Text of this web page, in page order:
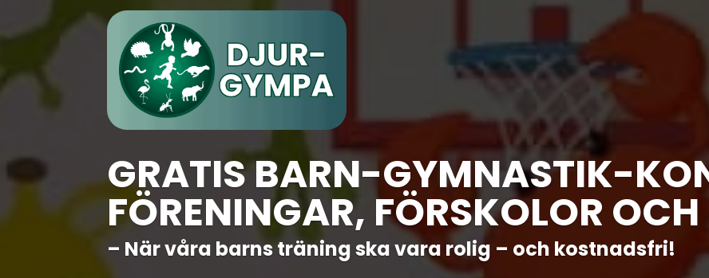
GRATIS BARN-GYMNASTIK-
FÖRENINGAR, FÖRSKOLOR
– När våra barns träning ska vara rolig – och kostnadsfri!